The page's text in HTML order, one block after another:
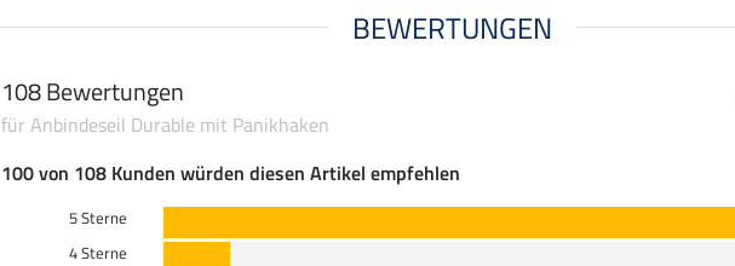
BEWERTUNGEN
108 Bewertungen
für Anbindeseil Durable mit Panikhaken
100 von 108 Kunden würden diesen Artikel empfehlen
5 Sterne
4 Sterne